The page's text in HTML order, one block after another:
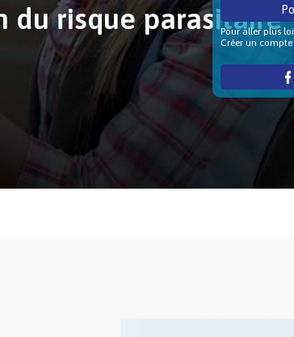
du risque parasitaire
Pour aller plus
Créer un